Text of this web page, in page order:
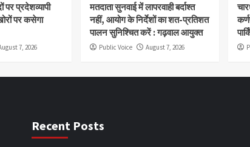
पर प्रदेशव्यापी
पर कसेगा
7, 2026
मतदाता सुनवाई में लापरवाही बर्दाश्त
नहीं, आयोग के निर्देशों का शत-प्रतिशत
पालन सुनिश्चित करें : गढ़वाल आयुक्त
Public Voice August 7, 2026
Recent Posts